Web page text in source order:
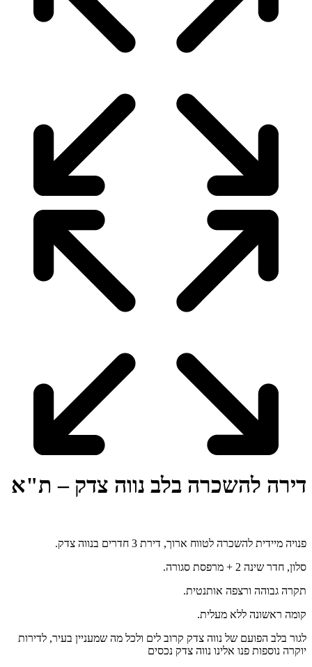
דירה להשכרה בלב נווה צדק – ת"א
פנויה מיידית להשכרה לטווח ארוך, דירת 3 חדרים בנווה צדק.
סלון, חדר שינה 2 + מרפסת סגורה.
תקרה גבוהה ורצפה אותנטית.
קומה ראשונה ללא מעלית.
לגור בלב הפועם של נווה צדק קרוב לים ולכל מה שמעניין בעיר, לדירות
יוקרה נוספות פנו אלינו נווה צדק נכסים